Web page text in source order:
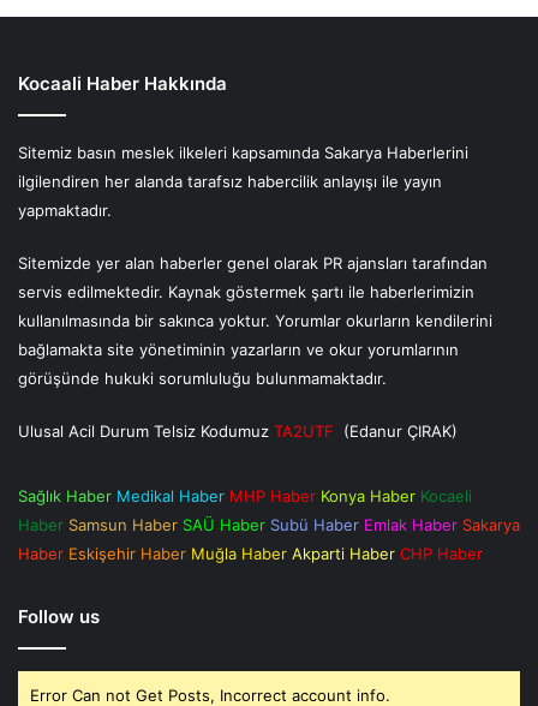
Kocaali Haber Hakkında
Sitemiz basın meslek ilkeleri kapsamında Sakarya Haberlerini
ilgilendiren her alanda tarafsız habercilik anlayışı ile yayın
yapmaktadır.
Sitemizde yer alan haberler genel olarak PR ajansları tarafından
servis edilmektedir. Kaynak göstermek şartı ile haberlerimizin
kullanılmasında bir sakınca yoktur. Yorumlar okurların kendilerini
bağlamakta site yönetiminin yazarların ve okur yorumlarının
görüşünde hukuki sorumluluğu bulunmamaktadır.
Ulusal Acil Durum Telsiz Kodumuz TA2UTF (Edanur ÇIRAK)
Sağlık Haber Medikal Haber MHP Haber Konya Haber Kocaeli
Haber Samsun Haber SAÜ Haber Subü Haber Emlak Haber Sakarya
Haber Eskişehir Haber Muğla Haber Akparti Haber CHP Haber
Follow us
Error Can not Get Posts, Incorrect account info.